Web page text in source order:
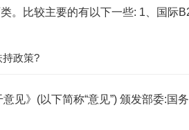
比较主要的有以下一些: 1、国际
持政策?
见》(以下简称“意见”) 颁发部委:国